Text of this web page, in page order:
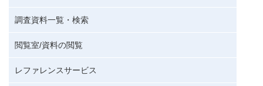
調査資料一覧・検索
閲覧室/資料の閲覧
レファレンスサービス